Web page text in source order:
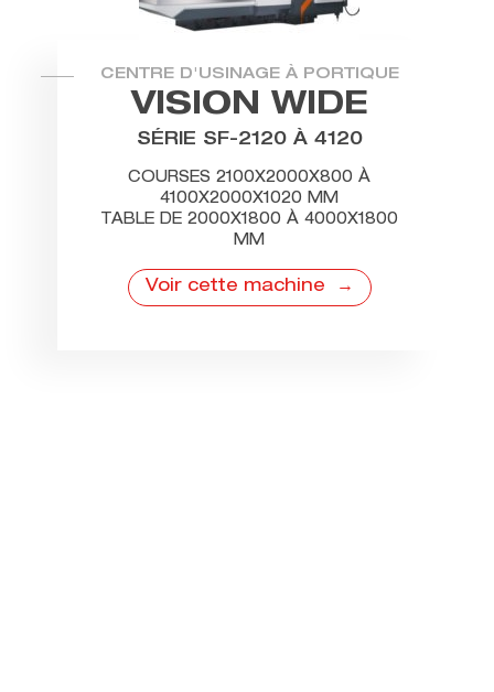
CENTRE D'USINAGE À PORTIQUE
VISION WIDE
SÉRIE SF-2120 À 4120
COURSES 2100X2000X800 À
4100X2000X1020 MM
TABLE DE 2000X1800 À 4000X1800
MM
Voir cette machine